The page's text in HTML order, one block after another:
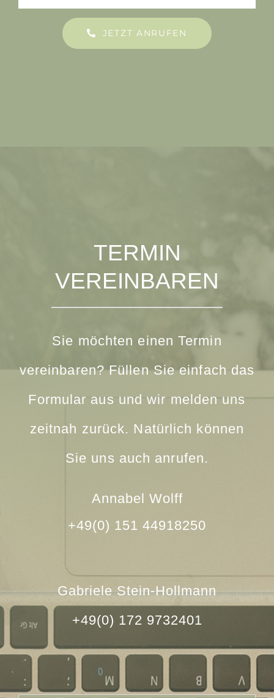
JETZT ANRUFEN
TERMIN
VEREINBAREN
Sie möchten einen Termin
vereinbaren? Füllen Sie einfach das
Formular aus und wir melden uns
zeitnah zurück. Natürlich können
Sie uns auch anrufen.
Annabel Wolff
+49(0) 151 44918250
Gabriele Stein-Hollmann
+49(0) 172 9732401